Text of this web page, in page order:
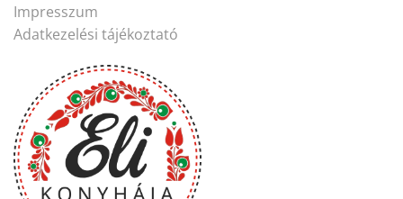
Impresszum
Adatkezelési tájékoztató